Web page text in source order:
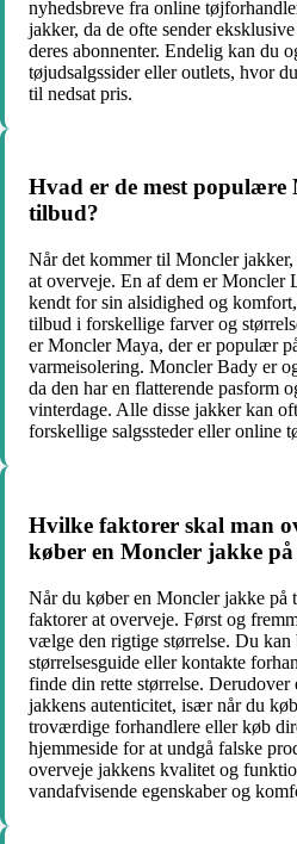
nyhedsbreve fra online
jakker, da de ofte sender
deres abonnenter. Endelig kan du
tøjudsalgssider eller outlets, hvor
til nedsat pris.
Hvad er de mest
tilbud?
Når det kommer til Moncler
at overveje. En af dem er Moncler
kendt for sin alsidighed og
tilbud i forskellige farver og
er Moncler Maya, der er populær
varmeisolering. Moncler Bady er
da den har en flatterende pasform
vinterdage. Alle disse jakker kan
forskellige salgssteder eller online
Hvilke faktorer skal man
køber en Moncler jakke
Når du køber en Moncler jakke på
faktorer at overveje. Først og
vælge den rigtige størrelse. Du
størrelsesguide eller kontakte
finde din rette størrelse.
jakkens autenticitet, især når du
troværdige forhandlere eller køb
hjemmeside for at undgå falske
overveje jakkens kvalitet og
vandafvisende egenskaber og